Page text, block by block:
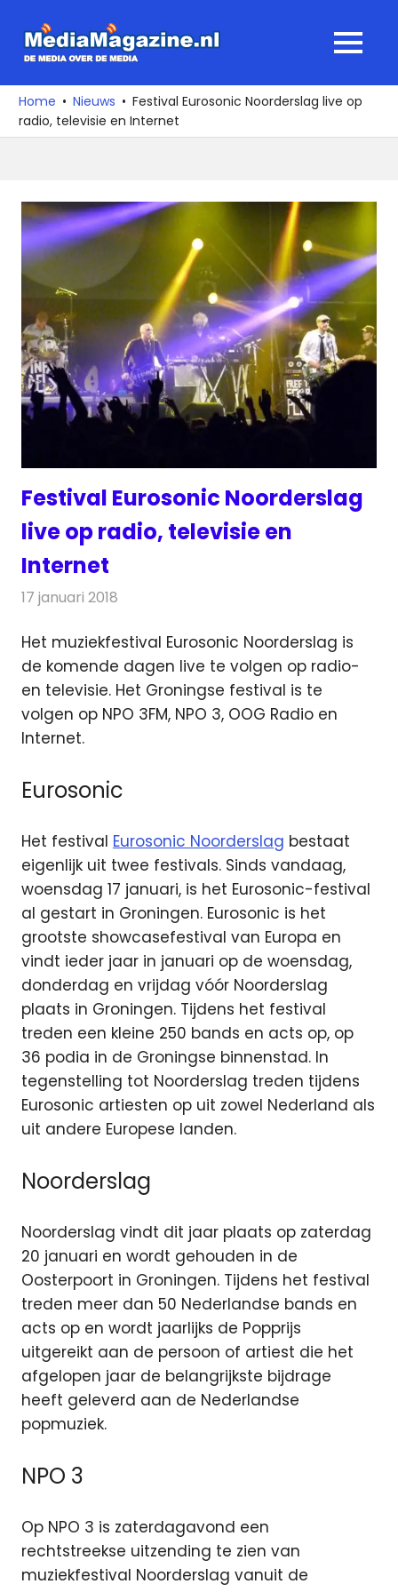
naar
media
over
de
MENU
Home Nieuws
Festival Eurosonic Noorderslag live op
radio, televisie en Internet
Festival Eurosonic Noorderslag
live op radio, televisie en
Internet
17 januari 2018
Het muziekfestival Eurosonic Noorderslag is
de komende dagen live te volgen op radio-
en televisie. Het Groningse festival is te
volgen op NPO 3FM, NPO 3, OOG Radio en
Internet.
Eurosonic
Het festival Eurosonic Noorderslag bestaat
eigenlijk uit twee festivals. Sinds vandaag,
woensdag 17 januari, is het Eurosonic-festival
al gestart in Groningen. Eurosonic is het
grootste showcasefestival van Europa en
vindt ieder jaar in januari op de woensdag,
donderdag en vrijdag vóór Noorderslag
plaats in Groningen. Tijdens het festival
treden een kleine 250 bands en acts op, op
36 podia in de Groningse binnenstad. In
tegenstelling tot Noorderslag treden tijdens
Eurosonic artiesten op uit zowel Nederland als
uit andere Europese landen.
Noorderslag
Noorderslag vindt dit jaar plaats op zaterdag
20 januari en wordt gehouden in de
Oosterpoort in Groningen. Tijdens het festival
treden meer dan 50 Nederlandse bands en
acts op en wordt jaarlijks de Popprijs
uitgereikt aan de persoon of artiest die het
afgelopen jaar de belangrijkste bijdrage
heeft geleverd aan de Nederlandse
popmuziek.
NPO 3
Op NPO 3 is zaterdagavond een
rechtstreekse uitzending te zien van
muziekfestival Noorderslag vanuit de